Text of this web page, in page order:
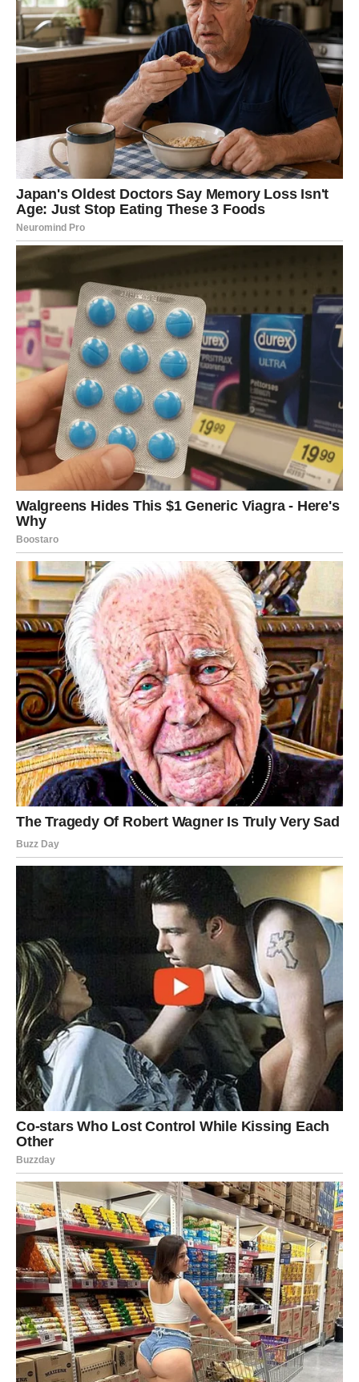
Kako soda bikarbona uklanja grinje?
Budući da se grinje hrane od mrtvih stanica kože i vlage,
njihovo prisustvo u madracima može postati ozbiljan problem.
Kada se nanese soda bikarbona, ona upija vlagu i mirise,
stvarajući neprijateljsko okruženje za grinje. Ova prirodna
metoda čišćenja ne samo da će ukloniti grinje, već će i
osvježiti vaš madrac, ostavljajući ugodan miris. Na taj način,
soda bikarbona djeluje kao barijera koja sprječava nakupljanje
vlage, čime se smanjuje i rizik od razvoja plijesni, što je
dodatni benefit za zdravlje doma.
Osim toga, soda bikarbona je potpuno prirodna i sigurna za
upotrebu, što je čini odličnim izborom za obitelji sa malom
djecom i kućnim ljubimcima. Njena upotreba ne podrazumijeva
korištenje štetnih hemikalija koje mogu izazvati dodatne
probleme ili iritacije, što je posebno važno za osjetljive osobe.
Ova jednostavna, ali učinkovita metoda čišćenja može se lako
implementirati u redovnu rutinu održavanja doma.
Koraci za čišćenje madraca sodom
Uklanjanje grinja iz madraca pomoću sode bikarbona je
jednostavan proces koji ne zahtijeva posebne vještine ili
opremu. Evo kako to učiniti:
1. Priprema:Prikupite oko 200
grama sode bikarbone. Osigurajte da je madrac čist i suh.
Prije nego što započnete, preporučuje se usisavanje madraca
kako biste uklonili površinske nečistoće. Ovaj korak je ključan,
jer će usisavanje pomoći u postizanju boljih rezultata.2.
Nanošenje sode:
Ravnomjerno rasporedite sodu bikarbonu
po cijeloj površini madraca. Ova količina je dovoljna za
madrac standardne veličine. Pokušajte da ne zaboravite
rubove i uglove madraca koji često budu zanemareni, jer se tu
često nakupljaju nečistoće i grinje.3. Ostavite da djeluje:
Nakon nanošenja, ostavite sodu bikarbonu da odstoji najmanje
30 minuta. Tijekom ovog vremena, soda će upiti svu vlagu,
mirise i nečistoće. Ako možete, ostavite je da djeluje duže, čak
i do nekoliko sati, kako biste postigli maksimalne rezultate.4.
Usisavanje:Nakon proteka vremena, temeljito usisajte
madrac koristeći usisavač s kvalitetnim filtrom. Ovaj korak je
ključan za osiguranje da se svi tragovi sode bikarbone i
onečišćenja u potpunosti uklone. Nakon usisavanja, osjetit
ćete razliku u svježini i čistoći vašeg madraca.Ova